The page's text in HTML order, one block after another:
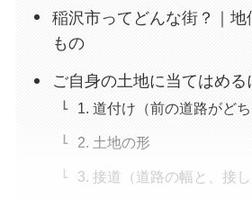
稲沢市ってどんな街？｜地
もの
ご自身の土地に当てはめる
1. 道付け（前の道路がどち
2. 土地の形
3. 接道（道路の幅と、接し